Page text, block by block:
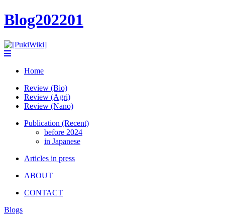
Blog202201
Home
Review (Bio)
Review (Agri)
Review (Nano)
Publication (Recent)
before 2024
in Japanese
Articles in press
ABOUT
CONTACT
Blogs